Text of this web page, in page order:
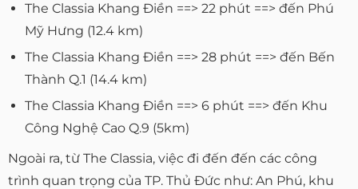
The Classia Khang Điền ==> 22 phút ==> đến Phú
Mỹ Hưng (12.4 km)
The Classia Khang Điền ==> 28 phút ==> đến Bến
Thành Q.1 (14.4 km)
The Classia Khang Điền ==> 6 phút ==> đến Khu
Công Nghệ Cao Q.9 (5km)
Ngoài ra, từ The Classia, việc đi đến đến các công
trình quan trọng của TP. Thủ Đức như: An Phú, khu